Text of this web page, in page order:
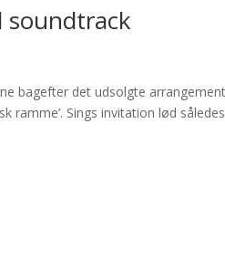
soundtrack
bagefter det udsolgte
ramme’. Sings invitation lød